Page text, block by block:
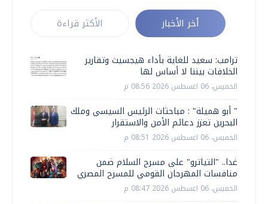
أخر الأخبار الأكثر قراءة
ترامب: سعيد للغاية بأداء هيجسيث وتقارير
الخلافات بيننا لا أساس لها
الخميس، 06 اغسطس 2026 08:56 م
" أبو هميلة" : مباحثات الرئيس السيسي وملك
البحرين تعزز دعائم الأمن والاستقرار
الخميس، 06 اغسطس 2026 08:51 م
غدا.. "التياترو" على مسرح السلام ضمن
منافسات المهرجان القومي للمسرح المصري
الخميس، 06 اغسطس 2026 08:47 م